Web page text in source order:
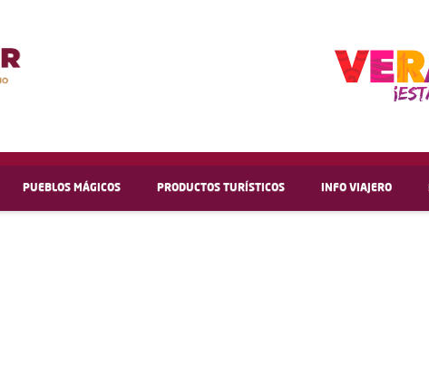
PUEBLOS MÁGICOS PRODUCTOS TURÍSTICOS INFO VIAJERO